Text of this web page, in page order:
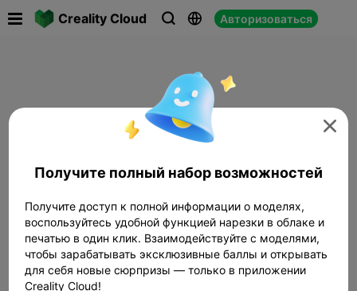
Creality Cloud   Авторизоваться

Получите полный набор возможностей
Получите доступ к полной информации о моделях,
воспользуйтесь удобной функцией нарезки в облаке и
печатью в один клик. Взаимодействуйте с моделями,
чтобы зарабатывать эксклюзивные баллы и открывать
для себя новые сюрпризы — только в приложении
Creality Cloud!